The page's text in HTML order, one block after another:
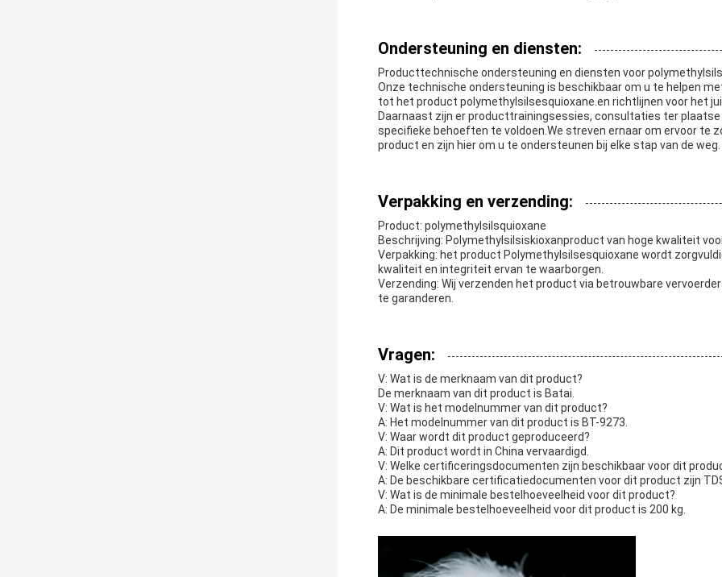
Ondersteuning en diensten:
Producttechnische ondersteuning en diensten voor
Onze technische ondersteuning is beschikbaar om u te helpen
tot het product polymethylsilsesquioxane.en richtlijnen voor het
Daarnaast zijn er producttrainingsessies, consultaties ter
specifieke behoeften te voldoen.We streven ernaar om ervoor te
product en zijn hier om u te ondersteunen bij elke stap van de weg.
Verpakking en verzending:
Product: polymethylsilsquioxane
Beschrijving: Polymethylsilsiskioxanproduct van hoge kwaliteit
Verpakking: het product Polymethylsilsesquioxane wordt
kwaliteit en integriteit ervan te waarborgen.
Verzending: Wij verzenden het product via betrouwbare
te garanderen.
Vragen:
V: Wat is de merknaam van dit product?
De merknaam van dit product is Batai.
V: Wat is het modelnummer van dit product?
A: Het modelnummer van dit product is BT-9273.
V: Waar wordt dit product geproduceerd?
A: Dit product wordt in China vervaardigd.
V: Welke certificeringsdocumenten zijn beschikbaar voor dit
A: De beschikbare certificatiedocumenten voor dit product zijn
V: Wat is de minimale bestelhoeveelheid voor dit product?
A: De minimale bestelhoeveelheid voor dit product is 200 kg.